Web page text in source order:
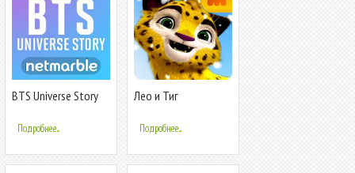
BTS Universe Story
Подробнее...
Лео и Тиг
Подробнее...